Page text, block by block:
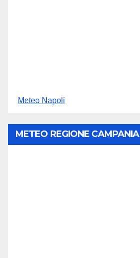
Meteo Napoli
METEO REGIONE CAMPANIA